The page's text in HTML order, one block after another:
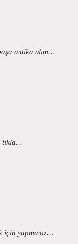
antika alım…
tıkla…
için yapmanız…